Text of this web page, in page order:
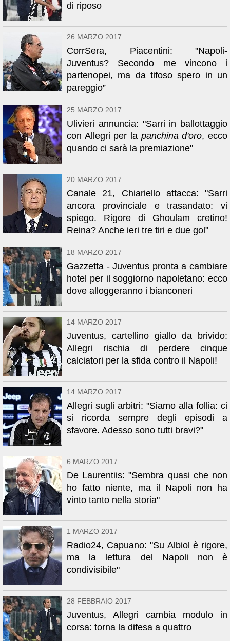
di riposo
26 MARZO 2017
CorrSera, Piacentini: "Napoli-
Juventus? Secondo me vincono i
partenopei, ma da tifoso spero in un
pareggio”
25 MARZO 2017
Ulivieri annuncia: "Sarri in ballottaggio
con Allegri per la panchina d'oro, ecco
quando ci sarà la premiazione"
20 MARZO 2017
Canale 21, Chiariello attacca: "Sarri
ancora provinciale e trasandato: vi
spiego. Rigore di Ghoulam cretino!
Reina? Anche ieri tre tiri e due gol"
18 MARZO 2017
Gazzetta - Juventus pronta a cambiare
hotel per il soggiorno napoletano: ecco
dove alloggeranno i bianconeri
14 MARZO 2017
Juventus, cartellino giallo da brivido:
Allegri rischia di perdere cinque
calciatori per la sfida contro il Napoli!
14 MARZO 2017
Allegri sugli arbitri: "Siamo alla follia: ci
si ricorda sempre degli episodi a
sfavore. Adesso sono tutti bravi?"
6 MARZO 2017
De Laurentiis: "Sembra quasi che non
ho fatto niente, ma il Napoli non ha
vinto tanto nella storia"
1 MARZO 2017
Radio24, Capuano: "Su Albiol è rigore,
ma la lettura del Napoli non è
condivisibile"
28 FEBBRAIO 2017
Juventus, Allegri cambia modulo in
corsa: torna la difesa a quattro